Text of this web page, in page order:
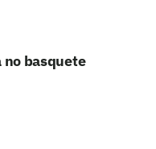
basquete